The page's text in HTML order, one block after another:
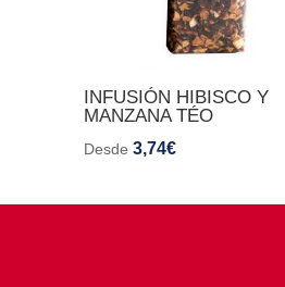
INFUSIÓN HIBISCO Y
MANZANA TÉO
Desde3,74€